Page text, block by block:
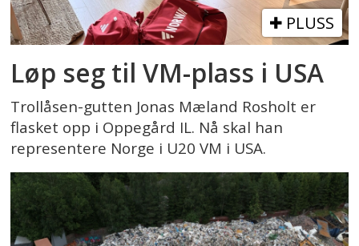
PLUSS
Løp seg til VM-plass i USA
Trollåsen-gutten Jonas Mæland Rosholt er
flasket opp i Oppegård IL. Nå skal han
representere Norge i U20 VM i USA.